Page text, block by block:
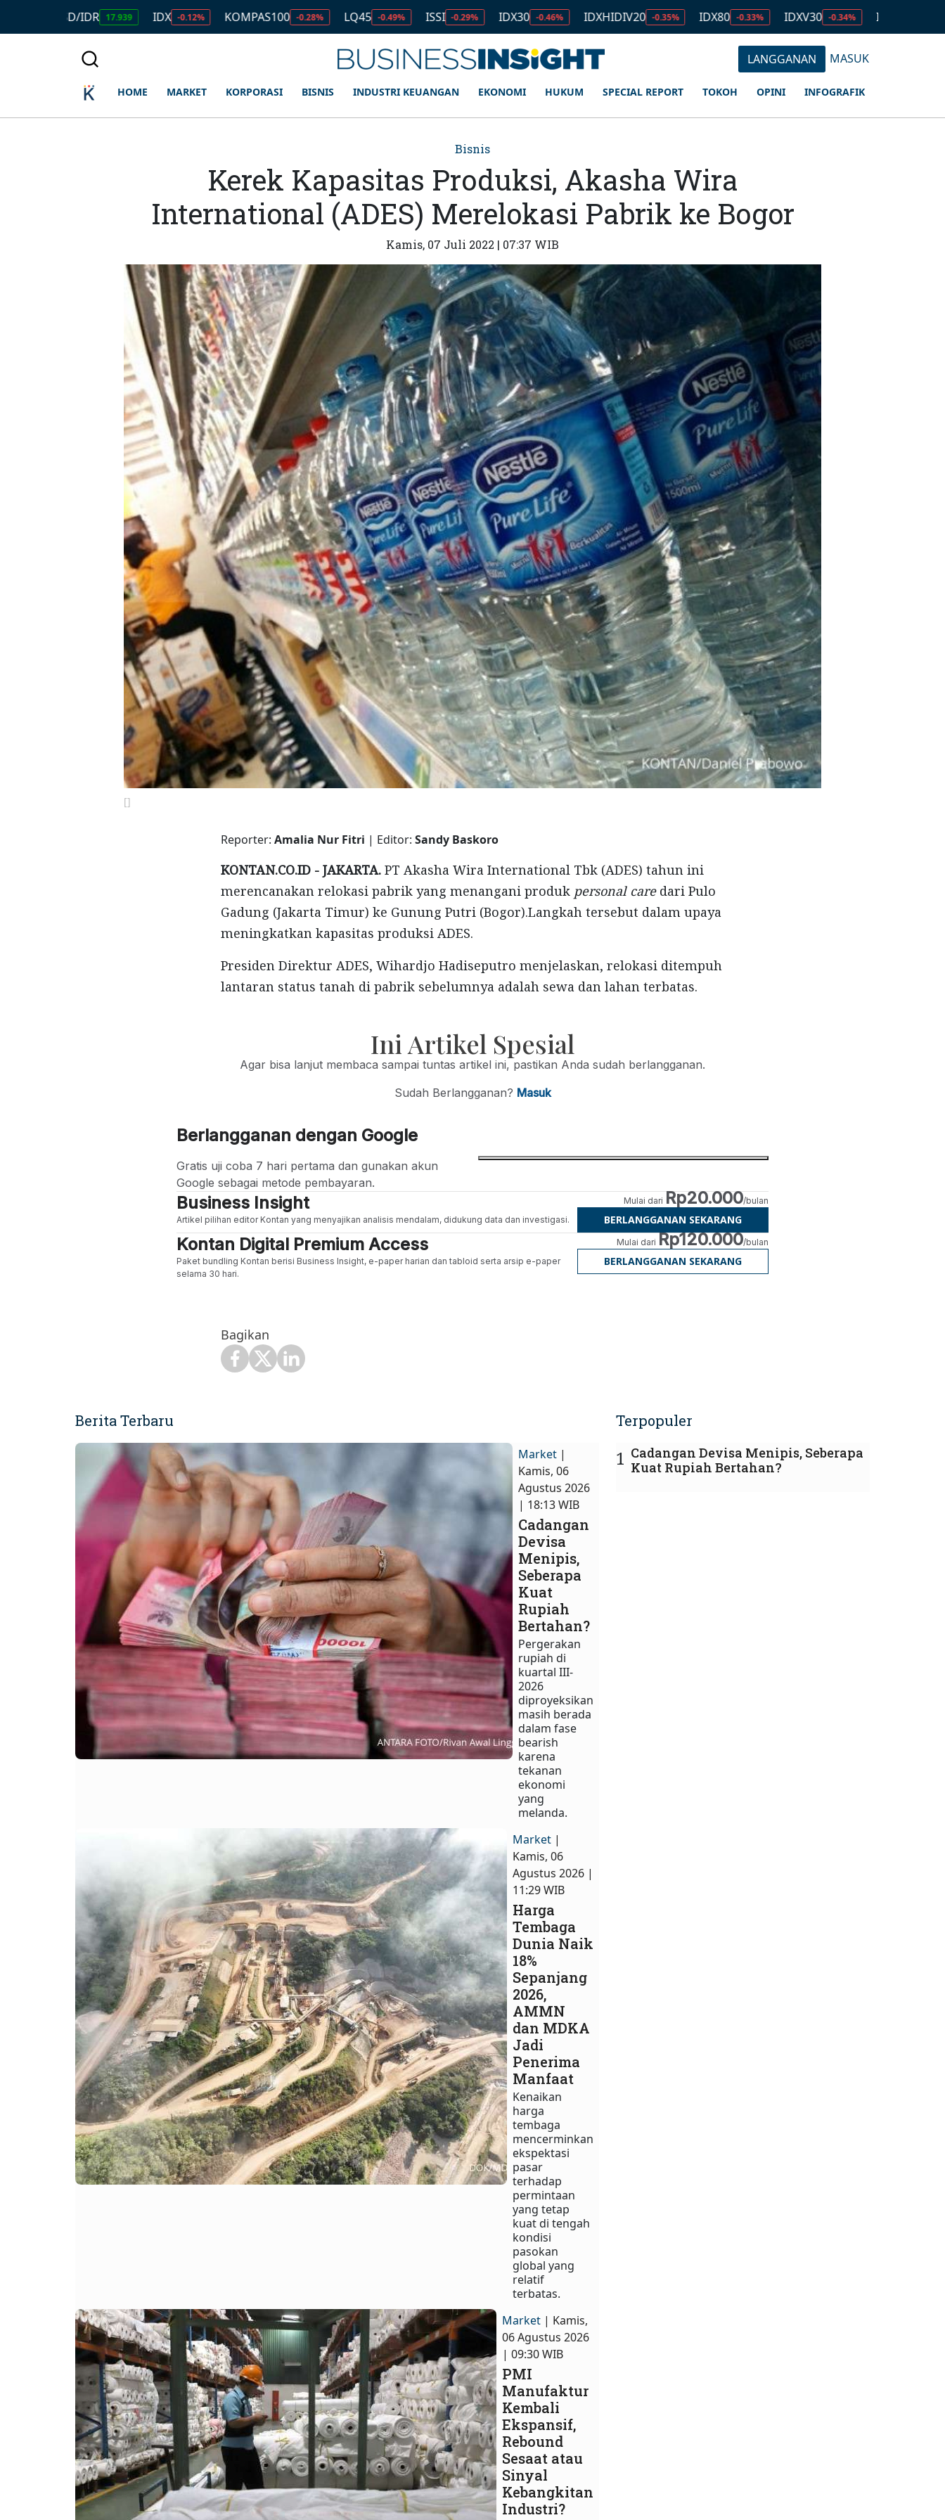
17.939 IDX -0.12% KOMPAS100 -0.28% LQ45 -0.49% ISSI -0.29% IDX30 -0.46% IDXHIDIV20 -0.35% IDX80 -0.33% IDXV30 -0.34% IDXQ30 -0.53%
LANGGANAN MASUK
HOME MARKET KORPORASI BISNIS INDUSTRI KEUANGAN EKONOMI HUKUM SPECIAL REPORT TOKOH OPINI INFOGRAFIK
Bisnis
Kerek Kapasitas Produksi, Akasha Wira
International (ADES) Merelokasi Pabrik ke Bogor
Kamis, 07 Juli 2022 | 07:37 WIB
[]
Reporter: Amalia Nur Fitri | Editor: Sandy Baskoro
KONTAN.CO.ID - JAKARTA. PT Akasha Wira International Tbk (ADES) tahun ini
merencanakan relokasi pabrik yang menangani produk personal caredari Pulo
Gadung (Jakarta Timur) ke Gunung Putri (Bogor).Langkah tersebut dalam upaya
meningkatkan kapasitas produksi ADES.
Presiden Direktur ADES, Wihardjo Hadiseputro menjelaskan, relokasi ditempuh
lantaran status tanah di pabrik sebelumnya adalah sewa dan lahan terbatas.
Ini Artikel Spesial
Agar bisa lanjut membaca sampai tuntas artikel ini, pastikan Anda sudah berlangganan.
Sudah Berlangganan? Masuk
Berlangganan dengan Google
Gratis uji coba 7 hari pertama dan gunakan akun
Google sebagai metode pembayaran.
Business Insight
Artikel pilihan editor Kontan yang menyajikan analisis mendalam, didukung data dan investigasi.
Mulai dari Rp20.000/bulan
BERLANGGANAN SEKARANG
Kontan Digital Premium Access
Paket bundling Kontan berisi Business Insight, e-paper harian dan tabloid serta arsip e-paper
selama 30 hari.
Mulai dari Rp120.000/bulan
BERLANGGANAN SEKARANG
Bagikan
Berita Terbaru
Market |
Kamis, 06
Agustus 2026
| 18:13 WIB
Cadangan
Devisa
Menipis,
Seberapa
Kuat
Rupiah
Bertahan?
Pergerakan
rupiah di
kuartal III-
2026
diproyeksikan
masih berada
dalam fase
bearish
karena
tekanan
ekonomi
yang
melanda.
Market |
Kamis, 06
Agustus 2026 |
11:29 WIB
Harga
Tembaga
Dunia Naik
18%
Sepanjang
2026,
AMMN
dan MDKA
Jadi
Penerima
Manfaat
Kenaikan
harga
tembaga
mencerminkan
ekspektasi
pasar
terhadap
permintaan
yang tetap
kuat di tengah
kondisi
pasokan
global yang
relatif
terbatas.
Market | Kamis,
06 Agustus 2026
| 09:30 WIB
PMI
Manufaktur
Kembali
Ekspansif,
Rebound
Sesaat atau
Sinyal
Kebangkitan
Industri?
Terpopuler
1 Cadangan Devisa Menipis, Seberapa
Kuat Rupiah Bertahan?